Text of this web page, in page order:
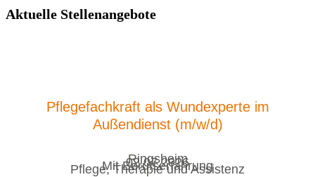
Aktuelle Stellenangebote
Pflegefachkraft als Wundexperte im
Außendienst (m/w/d)
Ringsheim
02.07.2026
Mit Berufserfahrung
Pflege, Therapie und Assistenz